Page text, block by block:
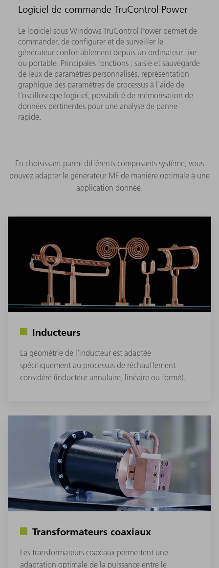
Logiciel de commande TruControl Power
Le logiciel sous Windows TruControl Power permet de
commander, de configurer et de surveiller le
générateur confortablement depuis un ordinateur fixe
ou portable. Principales fonctions : saisie et sauvegarde
de jeux de paramètres personnalisés, représentation
graphique des paramètres de processus à l'aide de
l'oscilloscope logiciel, possibilité de mémorisation de
données pertinentes pour une analyse de panne
rapide.
En choisissant parmi différents composants système, vous
pouvez adapter le générateur MF de manière optimale à une
application donnée.
Inducteurs
La géométrie de l'inducteur est adaptée
spécifiquement au processus de réchauffement
considéré (inducteur annulaire, linéaire ou formé).
Transformateurs coaxiaux
Les transformateurs coaxiaux permettent une
adaptation optimale de la puissance entre le